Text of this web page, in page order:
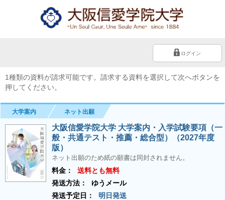
ログイン
1種類の資料が請求可能です。請求する資料を選択して次へボタンを
押してください。
大学案内 ネット出願
大阪信愛学院大学 大学案内・入学試験要項（一
般・共通テスト・推薦・総合型）（2027年度
版）
ネット出願のため紙の願書は同封されません。
料金：
送料とも無料
発送方法：
ゆうメール
発送予定日：
明日発送